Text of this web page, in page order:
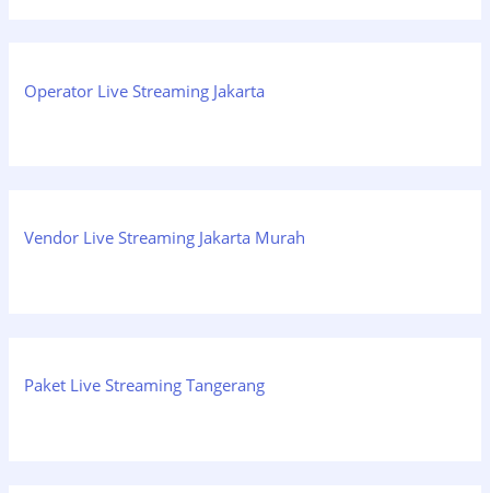
Operator Live Streaming Jakarta
Vendor Live Streaming Jakarta Murah
Paket Live Streaming Tangerang